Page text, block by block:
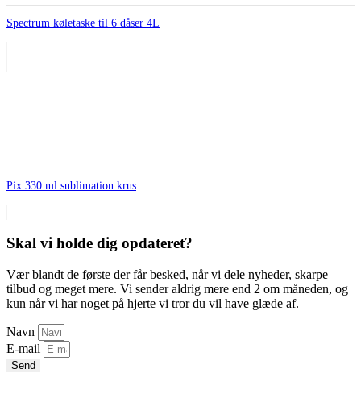
Spectrum køletaske til 6 dåser 4L
Pix 330 ml sublimation krus
Skal vi holde dig opdateret?
Vær blandt de første der får besked, når vi dele nyheder, skarpe
tilbud og meget mere. Vi sender aldrig mere end 2 om måneden, og
kun når vi har noget på hjerte vi tror du vil have glæde af.
Navn
E-mail
Send